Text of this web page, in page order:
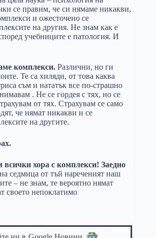
се правим, че си нямаме никакви,
и ожесточено се
на другия. Не знам как е
учебниците е патология. И
комплекси. Различни, но ги
Те са хиляди, от това каква
съм и нататък все по-страшно
. Не се гордея с тях, но се
от тях. Страхувам се само
че нямат никакви и се
на другите.
хора с комплекси! Заедно
седмица от тъй нареченият наш
– не знам, те вероятно нямат
своето непоклатимо